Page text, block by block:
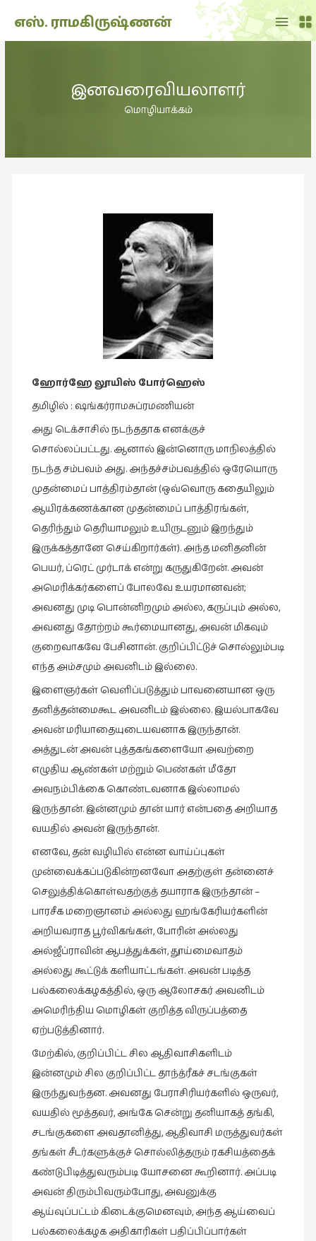
இணையதளம்
இந்திய
இலக்கியம்
இயற்கை
இலக்கியம்
இன்னொரு
கவிதை
இலக்கியப்
பேருரைகள்
எனக்குப்
கதைகள்
பரிந்துரைகள்
ஓவியங்கள்
ஓவியங்கள்
கட்டுரைகள்
கட்டுரைகள்
கதைகள்
செல்லும்
பாதை
கல்வி
கவிஞனும்
கவிதையும்
எஸ். ராமகிருஷ்ணன்
Main
Menu
இனவரைவியலாளர்
மொழியாக்கம்
ஹோர்ஹேலூயிஸ் போர்ஹெஸ்
தமிழில்:ஷங்கர்ராமசுப்ரமணியன்
அது டெக்சாசில்நடந்ததாகஎனக்குச்
சொல்லப்பட்டது.ஆனால்இன்னொருமாநிலத்தில்
நடந்தசம்பவம்அது.அந்தச்சம்பவத்தில்ஒரேயொரு
முதன்மைப்பாத்திரம்தான்(ஒவ்வொருகதையிலும்
ஆயிரக்கணக்கானமுதன்மைப்பாத்திரங்கள்,
தெரிந்தும்தெரியாமலும்உயிருடனும்இறந்தும்
இருக்கத்தானேசெய்கிறார்கள்).அந்தமனிதனின்
பெயர்,ப்ரெட்முர்டாக்என்று கருதுகிறேன்.அவன்
அமெரிக்கர்களைப் போலவே உயரமானவன்;
அவனதுமுடிபொன்னிறமும்அல்ல,கருப்பும்அல்ல,
அவனது தோற்றம்கூர்மையானது,அவன்மிகவும்
குறைவாகவே பேசினான்.குறிப்பிட்டுச்சொல்லும்படி
எந்தஅம்சமும்அவனிடம்இல்லை.
இளைஞர்கள்வெளிப்படுத்தும்பாவனையானஒரு
தனித்தன்மைகூடஅவனிடம்இல்லை.இயல்பாகவே
அவன்மரியாதையுடையவனாகஇருந்தான்.
அத்துடன்அவன்புத்தகங்களையோஅவற்றை
எழுதிய ஆண்கள்மற்றும்பெண்கள்மீதோ
அவநம்பிக்கைகொண்டவனாகஇல்லாமல்
இருந்தான்.இன்னமும்தான்யார்என்பதைஅறியாத
வயதில்அவன்இருந்தான்.
எனவே,தன்வழியில்என்னவாய்ப்புகள்
முன்வைக்கப்படுகின்றனவோஅதற்குள்தன்னைச்
செலுத்திக்கொள்வதற்குத்தயாராகஇருந்தான்–
பாரசீகமறைஞானம்அல்லதுஹங்கேரியர்களின்
அறியவராதபூர்விகங்கள்,போரின்அல்லது
அல்ஜீப்ராவின்ஆபத்துக்கள்,தூய்மைவாதம்
அல்லதுகூட்டுக்களியாட்டங்கள்.அவன்படித்த
பல்கலைக்கழகத்தில்,ஒருஆலோசகர்அவனிடம்
அமெரிந்திய மொழிகள்குறித்தவிருப்பத்தை
ஏற்படுத்தினார்.
மேற்கில்,குறிப்பிட்டசில ஆதிவாசிகளிடம்
இன்னமும்சில குறிப்பிட்டதாந்த்ரீகச்சடங்குகள்
இருந்துவந்தன.அவனது பேராசிரியர்களில்ஒருவர்,
வயதில்மூத்தவர்,அங்கேசென்று தனியாகத்தங்கி,
சடங்குகளைஅவதானித்து,ஆதிவாசிமருத்துவர்கள்
தங்கள்சீடர்களுக்குச்சொல்லித்தரும்ரகசியத்தைக்
கண்டுபிடித்துவரும்படியோசனைகூறினார்.அப்படி
அவன்திரும்பிவரும்போது,அவனுக்கு
ஆய்வுப்பட்டம்கிடைக்குமெனவும்,அந்தஆய்வைப்
பல்கலைக்கழகஅதிகாரிகள்பதிப்பிப்பார்கள்